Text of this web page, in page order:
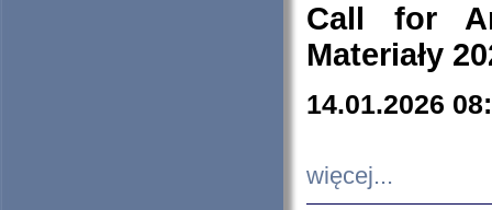
Call for
Materiały
14.01.2026
więcej...